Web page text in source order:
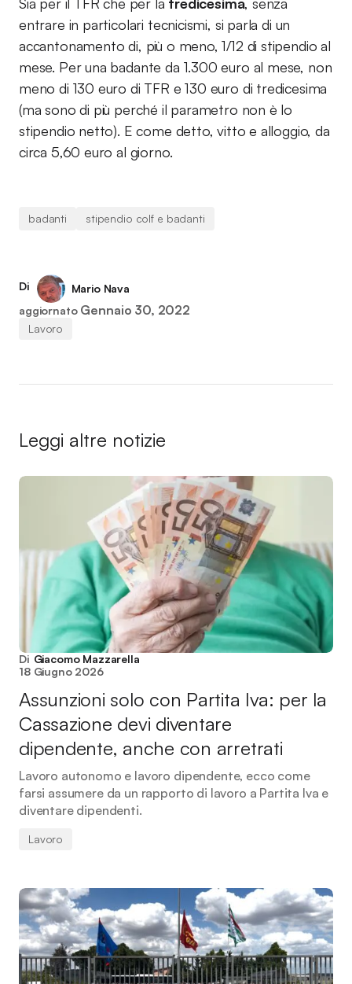
entrare in particolari tecnicismi, si parla di un
accantonamento di, più o meno, 1/12 di stipendio al
mese. Per una badante da 1.300 euro al mese, non
meno di 130 euro di TFR e 130 euro di tredicesima
(ma sono di più perché il parametro non è lo
stipendio netto). E come detto, vitto e alloggio, da
circa 5,60 euro al giorno.
badanti stipendio colf e badanti
Di
Mario Nava
aggiornato Gennaio 30, 2022
Lavoro
Leggi altre notizie
Di Giacomo Mazzarella
18 Giugno 2026
Assunzioni solo con Partita Iva: per la
Cassazione devi diventare
dipendente, anche con arretrati
Lavoro autonomo e lavoro dipendente, ecco come
farsi assumere da un rapporto di lavoro a Partita Iva e
diventare dipendenti.
Lavoro